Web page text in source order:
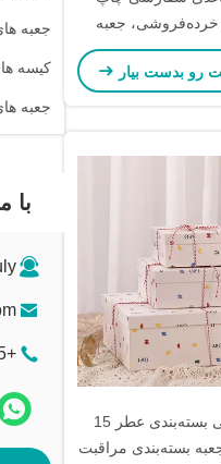
جعبه
کیسه
جعبه
با
+8618929504945
خرده‌فروشی، جعبه
تاشو
رو بدست بیار
جعبه مقوایی بسته‌بندی عطر 15
بسته‌بندی مراقبت